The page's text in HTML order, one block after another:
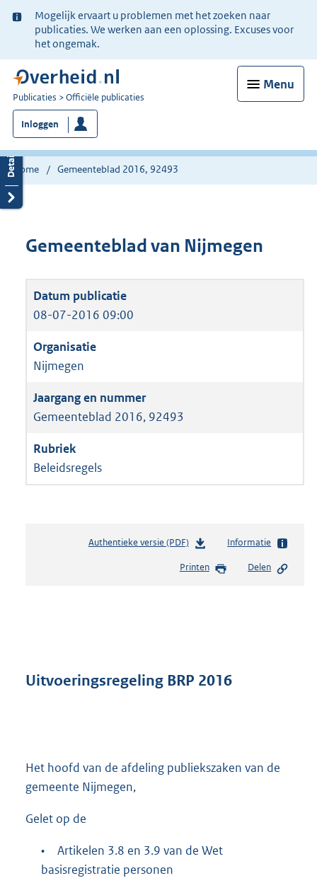
Ter
informatie:
Mogelijk ervaart u problemen met het zoeken naar
publicaties. We werken aan een oplossing. Excuses voor
het ongemak.
Menu
U
bent
nu
hier:
Publicaties Officiële publicaties
Inloggen
Home Gemeenteblad 2016, 92493
Gemeenteblad van Nijmegen
08-07-2016 09:00
Nijmegen
Gemeenteblad 2016, 92493
Beleidsregels
Authentieke versie (PDF)b
s
r
:
Informatie
Printen Delen
Uitvoeringsregeling BRP 2016
Het hoofd van de afdeling publiekszaken van de
gemeente Nijmegen,
Gelet op de
•
Artikelen 3.8 en 3.9 van de Wet
basisregistratie personen